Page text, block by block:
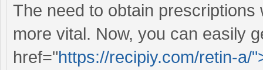
The need to obtain
more vital. Now, you can easily
href="https://recipiy.com/retin-a/